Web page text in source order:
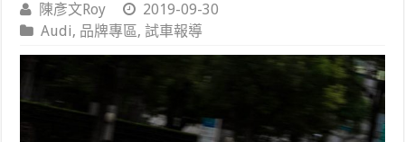
陳彥文Roy
2019-09-30
Audi, 品牌專區,試車報導